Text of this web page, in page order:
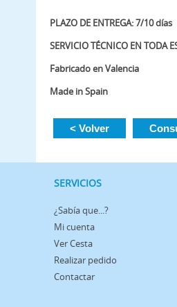
PLAZO DE ENTREGA: 7/10 días
SERVICIO TÉCNICO EN TODA
Fabricado en Valencia
Made in Spain
< Volver
SERVICIOS
¿Sabía que...?
Mi cuenta
Ver Cesta
Realizar pedido
Contactar